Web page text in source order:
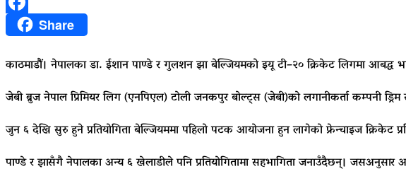
FacebookShare
काठमाडौं। नेपालका डा. ईशान पाण्डे र गुलशन झा बेल्जियमको इयू टी–२० क्रिकेट लिगमा आबद्ध
जेबी ब्रुज नेपाल प्रिमियर लिग (एनपिएल) टोली जनकपुर बोल्ट्स (जेबी)को लगानीकर्ता कम्पनी ड्रिम
जुन ६ देखि सुरु हुने प्रतियोगिता बेल्जियममा पहिलो पटक आयोजना हुन लागेको फ्रेन्चाइज क्रिकेट
पाण्डे र झासँगै नेपालका अन्य ६ खेलाडीले पनि प्रतियोगितामा सहभागिता जनाउँदैछन्। जसअनुसार